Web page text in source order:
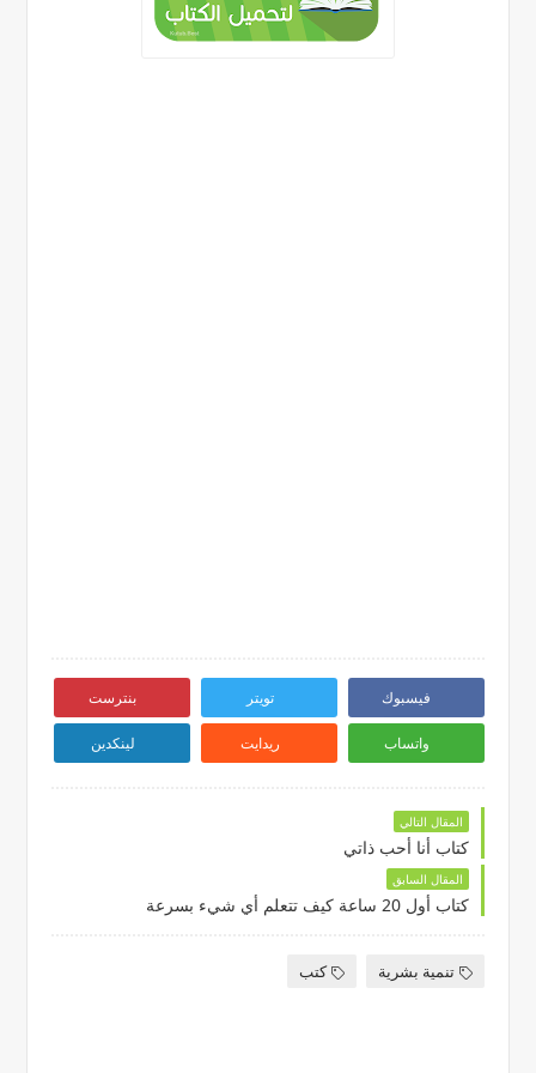
فيسبوك تويتر بنترست
واتساب ريدايت لينكدين
المقال التالي
كتاب أنا أحب ذاتي
المقال السابق
كتاب أول 20 ساعة كيف تتعلم أي شيء بسرعة
تنمية بشرية كتب